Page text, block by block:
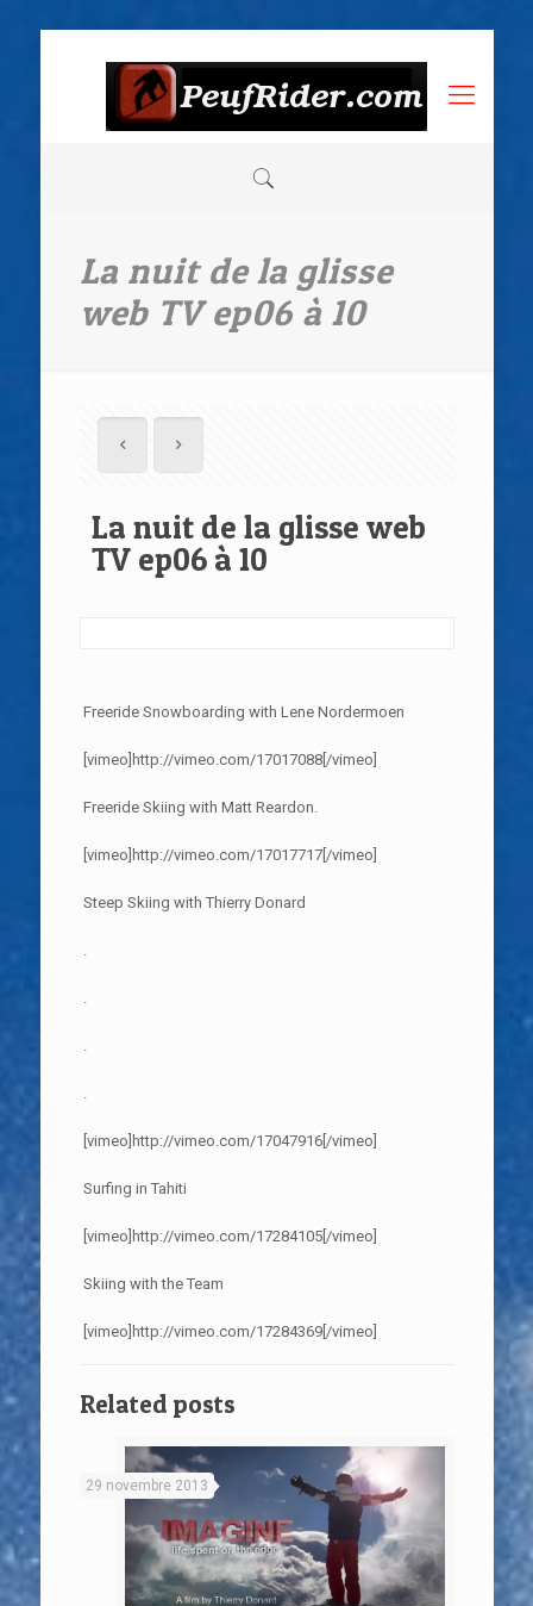
La nuit de la glisse
web TV ep06 à 10
La nuit de la glisse web
TV ep06 à 10
Freeride Snowboarding with Lene Nordermoen
[vimeo]http://vimeo.com/17017088[/vimeo]
Freeride Skiing with Matt Reardon.
[vimeo]http://vimeo.com/17017717[/vimeo]
Steep Skiing with Thierry Donard
.
.
.
.
[vimeo]http://vimeo.com/17047916[/vimeo]
Surfing in Tahiti
[vimeo]http://vimeo.com/17284105[/vimeo]
Skiing with the Team
[vimeo]http://vimeo.com/17284369[/vimeo]
Related posts
29 novembre 2013